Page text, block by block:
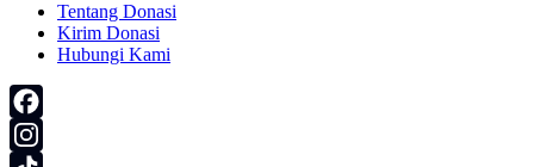
Tentang Donasi
Kirim Donasi
Hubungi Kami
Facebook